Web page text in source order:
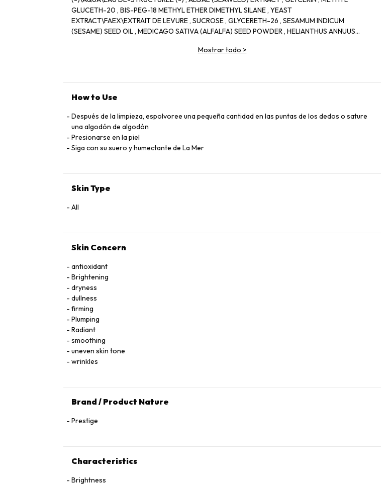
GLUCETH-20 , BIS-PEG-18 METHYL ETHER DIMETHYL SILANE , YEAST
EXTRACT\FAEX\EXTRAIT DE LEVURE , SUCROSE , GLYCERETH-26 , SESAMUM INDICUM
(SESAME) SEED OIL , MEDICAGO SATIVA (ALFALFA) SEED POWDER , HELIANTHUS ANNUUS
EUCALYPTUS GLOBULUS (EUCALYPTUS) LEAF OIL , SODIUM GLUCONATE , COPPER
DIGITATA EXTRACT , PALMARIA PALMATA EXTRACT , CODIUM TOMENTOSUM EXTRACT ,
CAFFEINE , POLYQUATERNIUM-51 , LECITHIN , BUTYLENE GLYCOL , DIPOTASSIUM
GLYCYRRHIZATE , GLYCINE SOJA (SOYBEAN) PROTEIN , TOURMALINE , ACETYL HEXAPEPTIDE-8
, GLYCOSAMINOGLYCANS , PEG-8 , SODIUM HYALURONATE , ALCALIGENES POLYSACCHARIDES
, SODIUM PCA , UREA , PPG-5-CETETH-20 , JOJOBA WAX PEG-120 ESTERS , POLYSORBATE 20
PHENOXYETHANOL
Mostrar todo >
How to Use
Después de la limpieza, espolvoree una pequeña cantidad en las puntas de los dedos o sature
una algodón de algodón
Presionarse en la piel
Siga con su suero y humectante de La Mer
Skin Type
All
Skin Concern
antioxidant
Brightening
dryness
dullness
firming
Plumping
Radiant
smoothing
uneven skin tone
wrinkles
Brand / Product Nature
Prestige
Characteristics
Brightness